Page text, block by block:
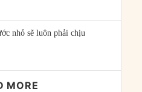
nhỏ sẽ luôn phải chịu
MORE